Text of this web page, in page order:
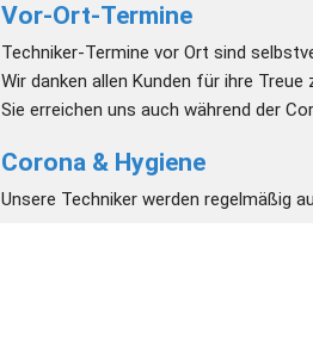
Vor-Ort-Termine
Techniker-Termine vor Ort sind
Wir danken allen Kunden für ihre
Sie erreichen uns auch während der
Corona & Hygiene
Unsere Techniker werden regelmäßig